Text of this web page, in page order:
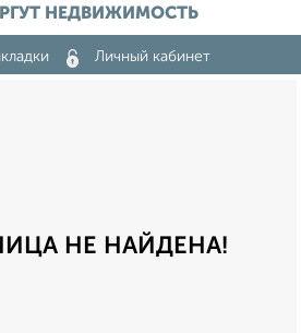
НЕДВИЖИМОСТЬ
Личный кабинет
НЕ НАЙДЕНА!